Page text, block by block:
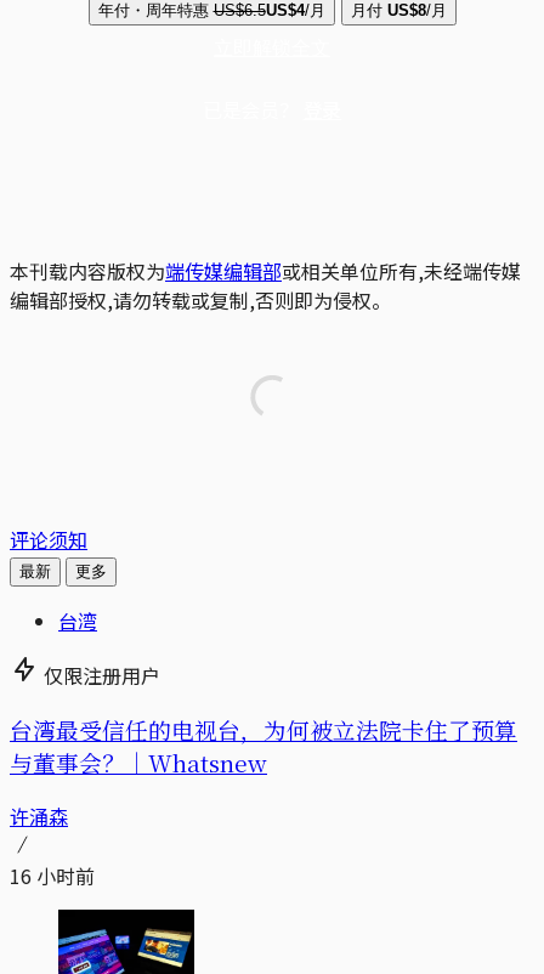
年付・周年特惠 US$6.5US$4/月 月付 US$8/月
本刊载内容版权为端传媒编辑部或相关单位所有,未经端传媒
编辑部授权,请勿转载或复制,否则即为侵权。
评论须知
最新 更多
台湾
仅限注册用户
台湾最受信任的电视台，为何被立法院卡住了预算
与董事会？｜Whatsnew
许涌森
16 小时前